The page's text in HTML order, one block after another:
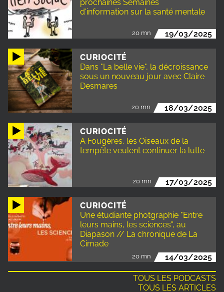
prochaines Semaines
d'information sur la santé mentale
20 mn 19/03/2025
CURIOCITÉ
Dans "La belle vie", la décroissance
sous un nouveau jour avec Claire
Desmares
20 mn 18/03/2025
CURIOCITÉ
A Fougères, les Oiseaux de la
tempête veulent continuer la lutte
20 mn 17/03/2025
CURIOCITÉ
Une étudiante photgraphie "Entre
leurs mains, les sciences", au
Diapason // La chronique de La
Cimade
20 mn 14/03/2025
TOUS LES PODCASTS
TOUS LES ARTICLES